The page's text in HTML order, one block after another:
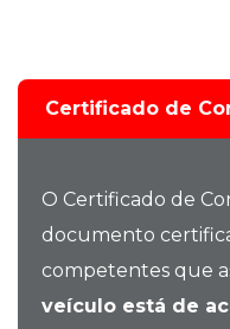
Certificado de
O Certificado de
documento
competentes que
veículo está de